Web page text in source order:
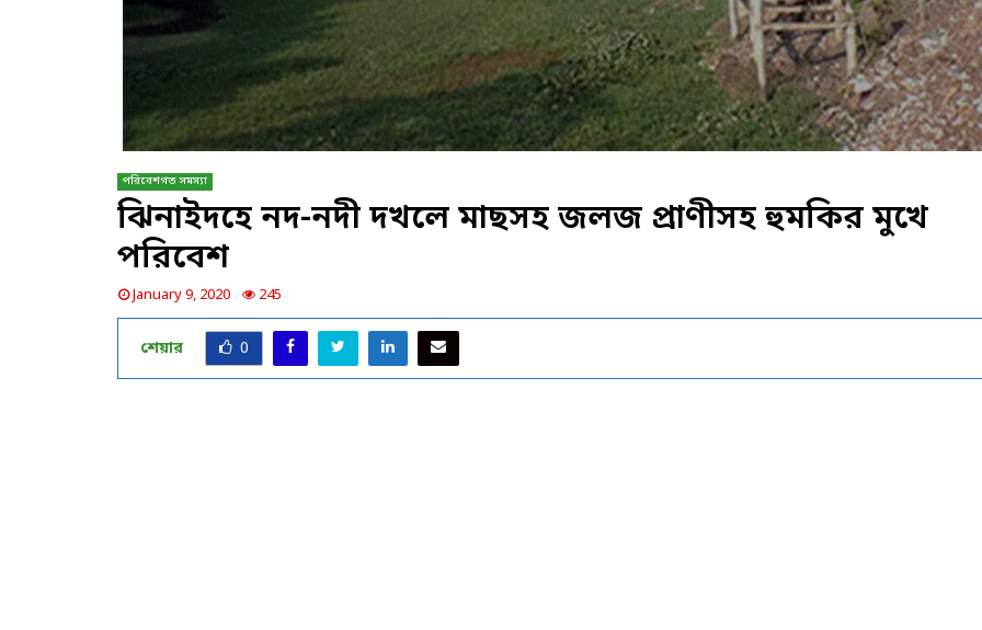
পরিবেশগত সমস্যা
ঝিনাইদহে নদ-নদী দখলে মাছসহ জলজ প্রাণীসহ হুমকির মুখে
পরিবেশ
January 9, 2020 245
শেয়ার 0